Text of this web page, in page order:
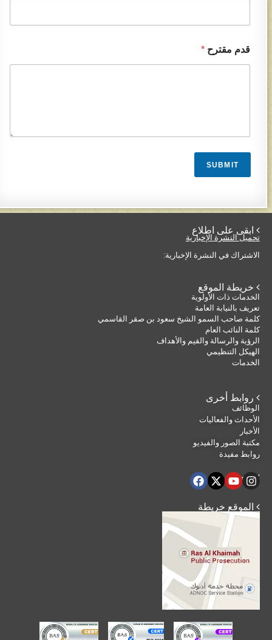
قدم مقترح *
SUBMIT
 ابقى على اطلاع
تحميل النشرة الإخبارية
الاشتراك في النشرة الإخبارية:
 خريطة الموقع
الخدمات ذات الأولوية
تعريف بالنيابة العامة
كلمة صاحب السمو الشيخ سعود بن صقر القاسمي
كلمة النائب العام
الرؤية والرسالة والقيم والأهداف
الهيكل التنظيمي
الخدمات
 روابط أخرى
الوظائف
الأحداث والفعاليات
الأخبار
مكتبة الصور والفيديو
روابط مفيدة
 تابعنا
 الموقع خريطة